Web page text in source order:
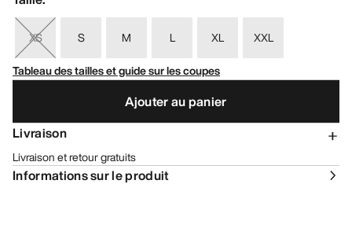
XS S M L XL
XXL
Tableau des tailles et guide sur les coupes
Ajouter au panier
Livraison
Livraison et retour gratuits
Informations sur le produit